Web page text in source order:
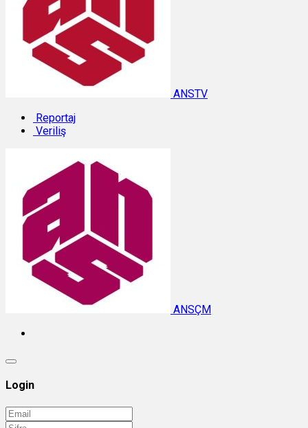
ANSTV
Reportaj
Veriliş
ANSÇM
Login